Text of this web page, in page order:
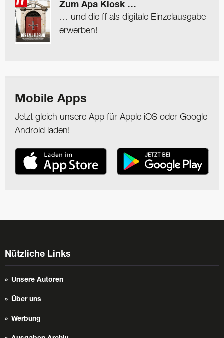
Zum Apa Kiosk …
… und die ff als digitale Einzelausgabe
erwerben!
Mobile Apps
Jetzt gleich unsere App für Apple iOS oder Google
Android laden!
Nützliche Links
Unsere Autoren
Über uns
Werbung